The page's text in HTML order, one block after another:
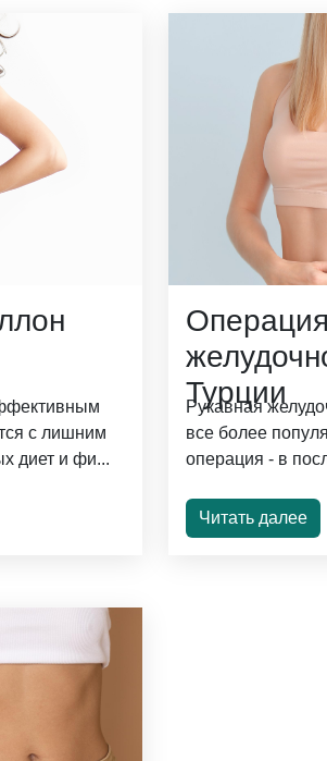
с лишним
диет и фи...
Турции
Рукавная
все более
операция - в
Читать далее